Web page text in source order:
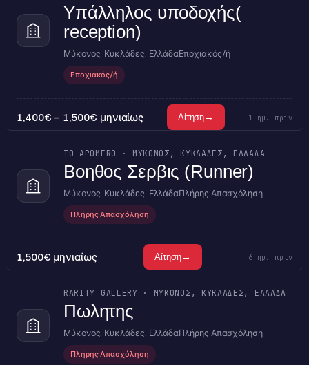
Υπάλληλος υποδοχής(
reception)
Μύκονος, Κυκλάδες, ΕλλάδαΕποχιακός/ή
Εποχιακός/ή
1,400€ – 1,500€ μηνιαίως Αίτηση→ 1 ημ. πριν
TO APOMERO · ΜΎΚΟΝΟΣ, ΚΥΚΛΆΔΕΣ, ΕΛΛΆΔΑ
Βοηθος Σερβις (Runner)
Μύκονος, Κυκλάδες, ΕλλάδαΠλήρης Απασχόληση
Πλήρης Απασχόληση
1,500€ μηνιαίως Αίτηση→ 6 ημ. πριν
RARITY GALLERY · ΜΎΚΟΝΟΣ, ΚΥΚΛΆΔΕΣ, ΕΛΛΆΔΑ
Πωλητης
Μύκονος, Κυκλάδες, ΕλλάδαΠλήρης Απασχόληση
Πλήρης Απασχόληση